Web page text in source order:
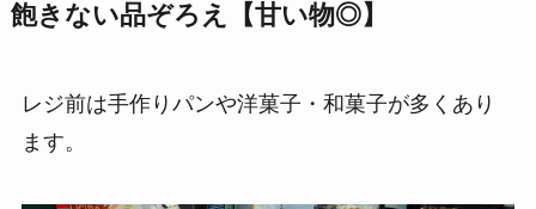
飽きない品ぞろえ【甘い物◎】
レジ前は手作りパンや洋菓子・和菓子が多くあり
ます。